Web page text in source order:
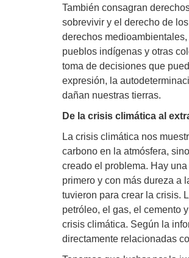
También consagran
sobrevivir y el derecho de
derechos
pueblos indígenas y otras
toma de decisiones que
expresión, la
dañan nuestras tierras.
De la crisis climática al
La crisis climática nos
carbono en la atmósfera,
creado el problema. Hay
primero y con más dureza a
tuvieron para crear la crisis.
petróleo, el gas, el cemento
crisis climática. Según la
directamente relacionadas